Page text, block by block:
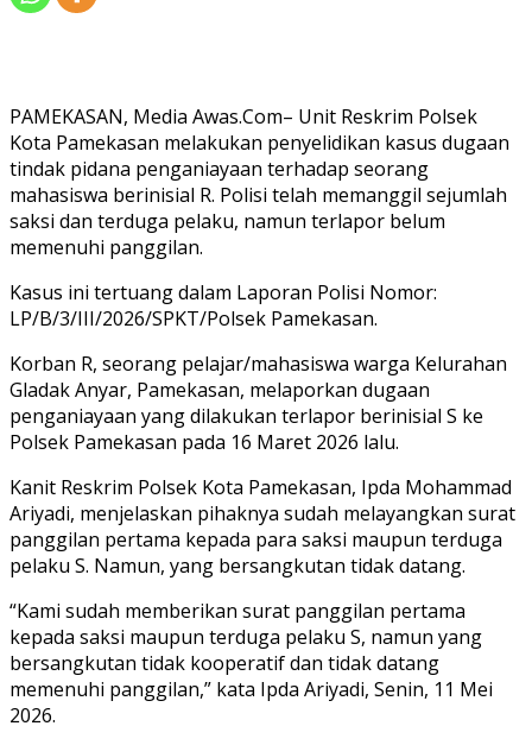
PAMEKASAN, Media Awas.Com– Unit Reskrim Polsek
Kota Pamekasan melakukan penyelidikan kasus dugaan
tindak pidana penganiayaan terhadap seorang
mahasiswa berinisial R. Polisi telah memanggil sejumlah
saksi dan terduga pelaku, namun terlapor belum
memenuhi panggilan.
Kasus ini tertuang dalam Laporan Polisi Nomor:
LP/B/3/III/2026/SPKT/Polsek Pamekasan.
Korban R, seorang pelajar/mahasiswa warga Kelurahan
Gladak Anyar, Pamekasan, melaporkan dugaan
penganiayaan yang dilakukan terlapor berinisial S ke
Polsek Pamekasan pada 16 Maret 2026 lalu.
Kanit Reskrim Polsek Kota Pamekasan, Ipda Mohammad
Ariyadi, menjelaskan pihaknya sudah melayangkan surat
panggilan pertama kepada para saksi maupun terduga
pelaku S. Namun, yang bersangkutan tidak datang.
“Kami sudah memberikan surat panggilan pertama
kepada saksi maupun terduga pelaku S, namun yang
bersangkutan tidak kooperatif dan tidak datang
memenuhi panggilan,” kata Ipda Ariyadi, Senin, 11 Mei
2026.